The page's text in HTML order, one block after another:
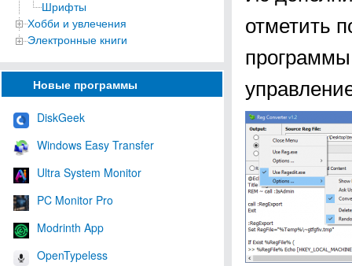
Шрифты
Хобби и увлечения
Электронные книги
Новые программы
DiskGeek
Windows Easy Transfer
Ultra System Monitor
PC Monitor Pro
Modrinth App
OpenTypeless
отметить